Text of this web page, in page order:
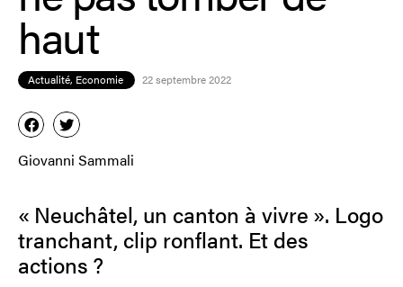
haut
Actualité, Economie 22 septembre 2022
Giovanni Sammali
« Neuchâtel, un canton à vivre ». Logo
tranchant, clip ronflant. Et des
actions ?